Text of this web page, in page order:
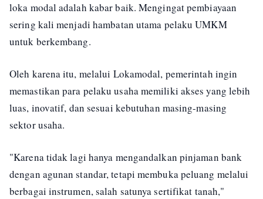
loka modal adalah kabar baik. Mengingat pembiayaan
sering kali menjadi hambatan utama pelaku UMKM
untuk berkembang.
Oleh karena itu, melalui Lokamodal, pemerintah ingin
memastikan para pelaku usaha memiliki akses yang lebih
luas, inovatif, dan sesuai kebutuhan masing-masing
sektor usaha.
"Karena tidak lagi hanya mengandalkan pinjaman bank
dengan agunan standar, tetapi membuka peluang melalui
berbagai instrumen, salah satunya sertifikat tanah,"